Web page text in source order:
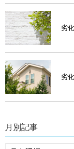
劣
劣
月別記事